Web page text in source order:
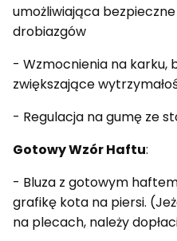
umożliwiająca
drobiazgów
- Wzmocnienia na karku,
zwiększające
- Regulacja na gumę ze
Gotowy Wzór Haftu:
- Bluza z gotowym
grafikę kota na piersi.
na plecach, należy